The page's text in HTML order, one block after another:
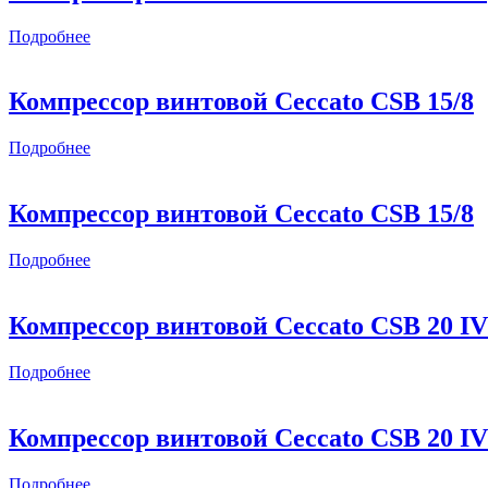
Подробнее
Компрессор винтовой Ceccato CSB 15/8
Подробнее
Компрессор винтовой Ceccato CSB 15/8
Подробнее
Компрессор винтовой Ceccato CSB 20
Подробнее
Компрессор винтовой Ceccato CSB 20
Подробнее